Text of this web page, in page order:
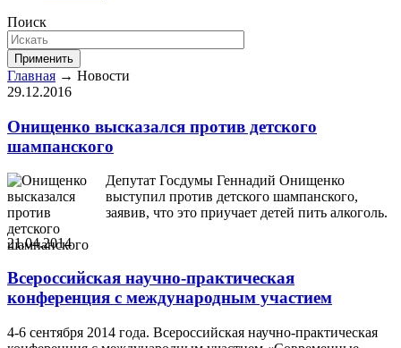
Поиск
Применить
Главная → Новости
29.12.2016
Онищенко высказался против детского
шампанского
Депутат Госдумы Геннадий Онищенко
выступил против детского шампанского,
заявив, что это приучает детей пить алкоголь.
21.04.2014
Всероссийская научно-практическая
конференция с международным участием
4-6 сентября 2014 года. Всероссийская научно-практическая